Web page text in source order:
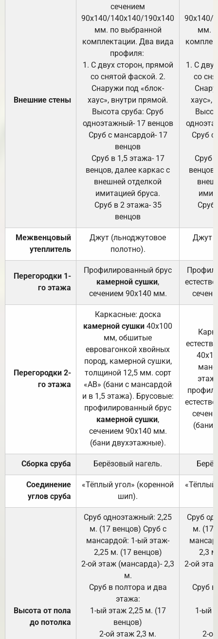
Внешние стены
сечением
90х140/140х140/190х140
мм. по выбранной
комплектации. Два вида
профиля:
1. С двух сторон, прямой
со снятой фаской. 2.
Снаружи под «блок-
хаус», внутри прямой.
Высота сруба: Сруб
одноэтажный- 17 венцов
Сруб с мансардой- 17
венцов
Сруб в 1,5 этажа- 17
венцов, далее каркас с
внешней отделкой
имитацией бруса.
Сруб в 2 этажа- 35
венцов
90х140/
мм.
1. С
со
хаус»,
Сруб с
Сруб
Сруб
Межвенцовый
утеплитель
Джут (льноджутовое
полотно).
Джут
Перегородки 1-
го этажа
Профилированный брус
камерной сушки,
сечением 90х140 мм.
Перегородки 2-
го этажа
Каркасные: доска
камерной сушки 40х100
мм, обшитые
евровагонкой хвойных
пород, камерной сушки,
толщиной 12,5 мм. сорт
«АВ» (бани с мансардой
и в 1,5 этажа). Брусовые:
профилированный брус
камерной сушки,
сечением 90х140 мм.
(бани двухэтажные).
(бани
Сборка сруба Берёзовый нагель.
Соединение
углов сруба
«Тёплый угол» (коренной
шип).
«Тёплый
Высота от пола
до потолка
Сруб одноэтажный: 2,25
м. (17 венцов) Сруб с
мансардой: 1-ый этаж-
2,25 м. (17 венцов)
2-ой этаж (мансарда)- 2,3
м.
Сруб в полтора и два
этажа:
1-ый этаж 2,25 м. (17
венцов)
2-ой этаж 2,3 м.
Сруб
м. (17
2,3
2-ой
Сруб
1-ый
2-